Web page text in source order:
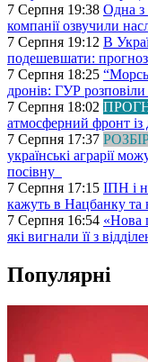
7 Серпня 19:38 Одна з
компанії озвучили
7 Серпня 19:12 В
подешевшати: прогноз
7 Серпня 18:25
дронів: ГУР
7 Серпня 18:02
атмосферний фронт
7 Серпня 17:37
українські аграрії
посівну
7 Серпня 17:15 ІПН і
кажуть в Нацбанку та
7 Серпня 16:54 «Нова
які вигнали її з
Популярні